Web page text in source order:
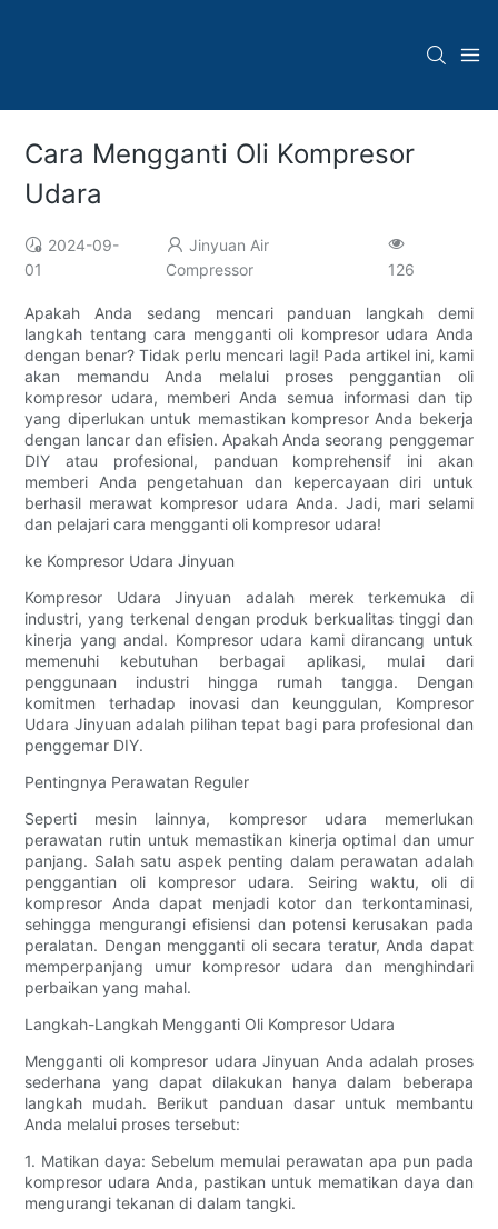
Cara Mengganti Oli Kompresor
Udara
2024-09-
01
Jinyuan Air
Compressor
126
Apakah Anda sedang mencari panduan langkah demi
langkah tentang cara mengganti oli kompresor udara Anda
dengan benar? Tidak perlu mencari lagi! Pada artikel ini, kami
akan memandu Anda melalui proses penggantian oli
kompresor udara, memberi Anda semua informasi dan tip
yang diperlukan untuk memastikan kompresor Anda bekerja
dengan lancar dan efisien. Apakah Anda seorang penggemar
DIY atau profesional, panduan komprehensif ini akan
memberi Anda pengetahuan dan kepercayaan diri untuk
berhasil merawat kompresor udara Anda. Jadi, mari selami
dan pelajari cara mengganti oli kompresor udara!
ke Kompresor Udara Jinyuan
Kompresor Udara Jinyuan adalah merek terkemuka di
industri, yang terkenal dengan produk berkualitas tinggi dan
kinerja yang andal. Kompresor udara kami dirancang untuk
memenuhi kebutuhan berbagai aplikasi, mulai dari
penggunaan industri hingga rumah tangga. Dengan
komitmen terhadap inovasi dan keunggulan, Kompresor
Udara Jinyuan adalah pilihan tepat bagi para profesional dan
penggemar DIY.
Pentingnya Perawatan Reguler
Seperti mesin lainnya, kompresor udara memerlukan
perawatan rutin untuk memastikan kinerja optimal dan umur
panjang. Salah satu aspek penting dalam perawatan adalah
penggantian oli kompresor udara. Seiring waktu, oli di
kompresor Anda dapat menjadi kotor dan terkontaminasi,
sehingga mengurangi efisiensi dan potensi kerusakan pada
peralatan. Dengan mengganti oli secara teratur, Anda dapat
memperpanjang umur kompresor udara dan menghindari
perbaikan yang mahal.
Langkah-Langkah Mengganti Oli Kompresor Udara
Mengganti oli kompresor udara Jinyuan Anda adalah proses
sederhana yang dapat dilakukan hanya dalam beberapa
langkah mudah. Berikut panduan dasar untuk membantu
Anda melalui proses tersebut:
1. Matikan daya: Sebelum memulai perawatan apa pun pada
kompresor udara Anda, pastikan untuk mematikan daya dan
mengurangi tekanan di dalam tangki.